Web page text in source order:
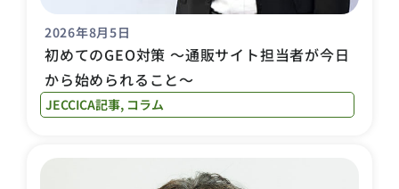
2026年8月5日
初めてのGEO対策 〜通販サイト担当者が今日
から始められること〜
JECCICA記事, コラム